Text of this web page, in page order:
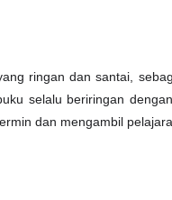
ringan dan santai,
selalu beriringan
dan mengambil